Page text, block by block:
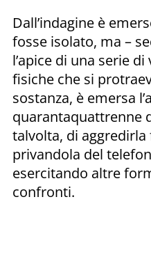
Dall’indagine è
fosse isolato, ma –
l’apice di una serie
fisiche che si
sostanza, è emersa
quarantaquattrenne
talvolta, di
privandola del
esercitando altre
confronti.